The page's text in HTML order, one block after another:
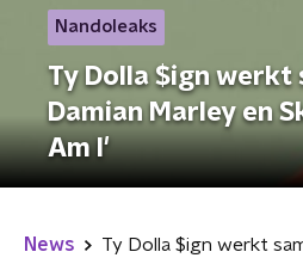
Nandoleaks
Ty Dolla $ign werkt
Damian Marley en
Am I'
News